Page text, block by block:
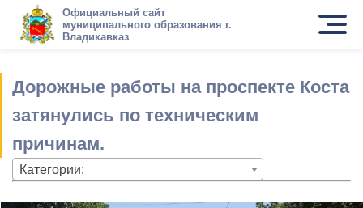
Официальный сайт
муниципального образования г.
Владикавказ
Дорожные работы на проспекте Коста
затянулись по техническим
причинам.
Категории: